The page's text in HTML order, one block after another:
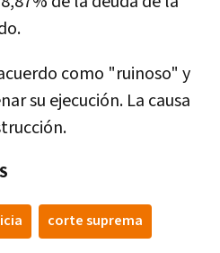
como "ruinoso" y
su ejecución. La causa
corte suprema